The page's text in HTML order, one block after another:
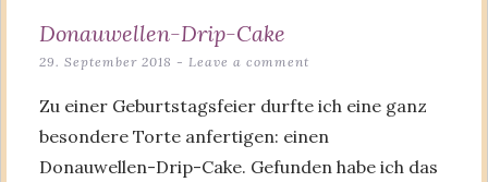
content
Donauwellen-Drip-Cake
29. September 2018 Leave a comment
Zu einer Geburtstagsfeier durfte ich eine ganz
besondere Torte anfertigen: einen
Donauwellen-Drip-Cake. Gefunden habe ich das